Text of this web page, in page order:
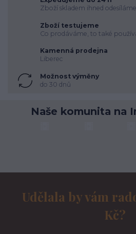
Zboží skladem ihned odesíláme
Zboží testujeme
Co prodáváme, to také
Kamenná prodejna
Liberec
Možnost výměny
do 30 dnů
Naše komunita na
Udělala by vám
Kč?